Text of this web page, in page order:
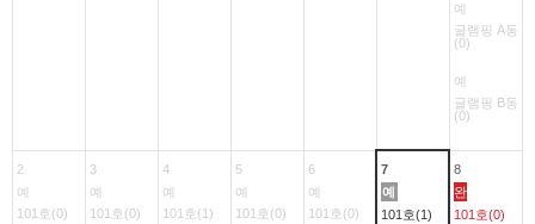
예
글램핑 A동
(0)
예
글램핑 B동
(0)
2
예
101호(0)
3
예
101호(0)
4
예
101호(1)
5
예
101호(0)
6
예
101호(0)
7
예
101호(1)
8
완
101호(0)